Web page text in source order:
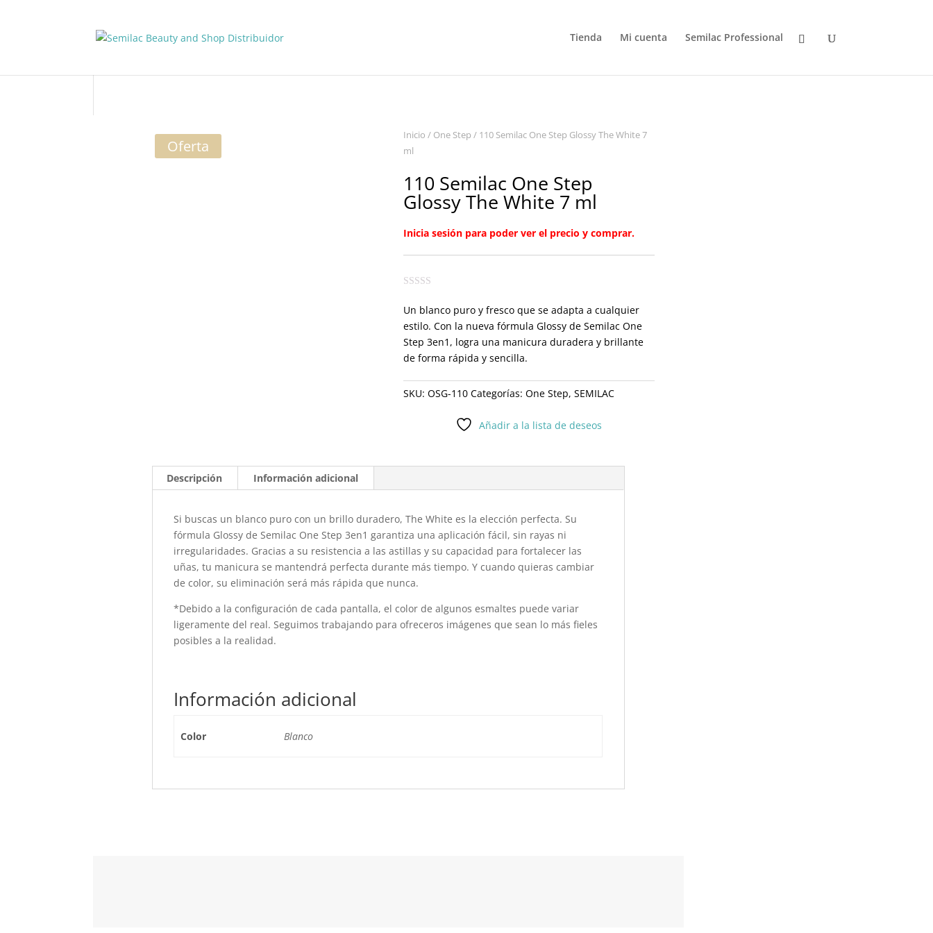
Tienda Mi cuenta Semilac Professional
Oferta
Inicio / One Step / 110 Semilac One Step Glossy The White 7
ml
110 Semilac One Step
Glossy The White 7 ml
Inicia sesión para poder ver el precio y comprar.
Un blanco puro y fresco que se adapta a cualquier
estilo. Con la nueva fórmula Glossy de Semilac One
Step 3en1, logra una manicura duradera y brillante
de forma rápida y sencilla.
SKU: OSG-110 Categorías: One Step, SEMILAC
Añadir a la lista de deseos
Descripción Información adicional
Si buscas un blanco puro con un brillo duradero, The White es la elección perfecta. Su
fórmula Glossy de Semilac One Step 3en1 garantiza una aplicación fácil, sin rayas ni
irregularidades. Gracias a su resistencia a las astillas y su capacidad para fortalecer las
uñas, tu manicura se mantendrá perfecta durante más tiempo. Y cuando quieras cambiar
de color, su eliminación será más rápida que nunca.
*Debido a la configuración de cada pantalla, el color de algunos esmaltes puede variar
ligeramente del real. Seguimos trabajando para ofreceros imágenes que sean lo más fieles
posibles a la realidad.
Información adicional
Color Blanco